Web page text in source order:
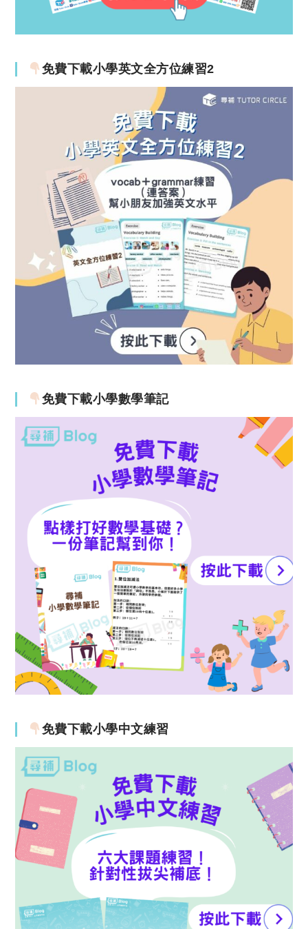
免費下載小學英文全方位練習2
免費下載小學數學筆記
免費下載小學中文練習